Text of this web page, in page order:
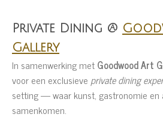
Private Dining @
Gallery
In samenwerking metGoodwood Art
voor een exclusieve private dining
setting — waar kunst, gastronomie en
samenkomen.